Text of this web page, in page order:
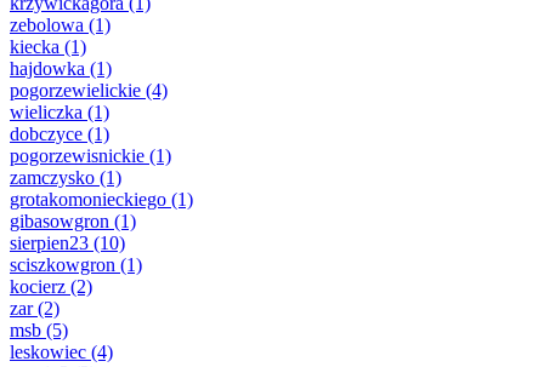
zebolowa (1)
kiecka (1)
hajdowka (1)
pogorzewielickie (4)
wieliczka (1)
dobczyce (1)
pogorzewisnickie (1)
zamczysko (1)
grotakomonieckiego (1)
gibasowgron (1)
sierpien23 (10)
sciszkowgron (1)
kocierz (2)
zar(2)
msb (5)
leskowiec (4)